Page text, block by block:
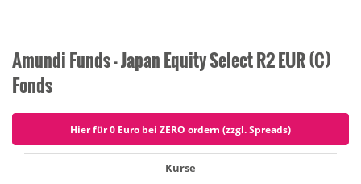
Amundi Funds - Japan Equity Select R2 EUR (C)
Fonds
Hier für 0 Euro bei ZERO ordern (zzgl. Spreads)
Kurse